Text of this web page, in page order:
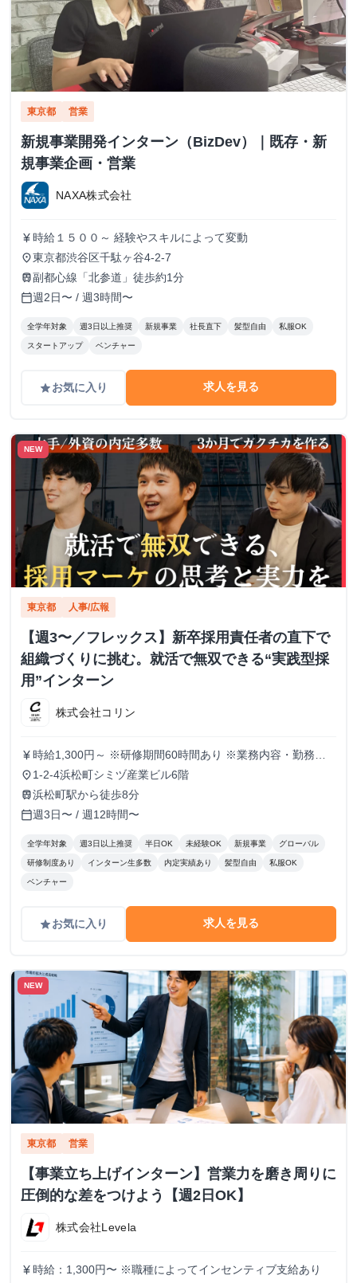
東京都 営業
新規事業開発インターン（BizDev）｜既存・新
規事業企画・営業
NAXA株式会社
currency_yen 時給１５００～ 経験やスキルによって変動
place東京都渋谷区千駄ヶ谷4-2-7
train副都心線「北参道」徒歩約1分
calendar_today週2日〜 / 週3時間〜
全学年対象 週3日以上推奨 新規事業 社長直下 髪型自由 私服OK
スタートアップ ベンチャー
gradeお気に入り 求人を見る
NEW
東京都 人事/広報
【週3〜／フレックス】新卒採用責任者の直下で
組織づくりに挑む。就活で無双できる“実践型採
用”インターン
株式会社コリン
currency_yen 時給1,300円～ ※研修期間60時間あり ※業務内容・勤務状
況により決定
place 1-2-4浜松町シミヅ産業ビル6階
train浜松町駅から徒歩8分
calendar_today週3日〜 / 週12時間〜
全学年対象 週3日以上推奨 半日OK 未経験OK 新規事業 グローバル
研修制度あり インターン生多数 内定実績あり 髪型自由 私服OK
ベンチャー
gradeお気に入り 求人を見る
NEW
東京都 営業
【事業立ち上げインターン】営業力を磨き周りに
圧倒的な差をつけよう【週2日OK】
株式会社Levela
currency_yen 時給：1,300円〜 ※職種によってインセンティブ支給あり